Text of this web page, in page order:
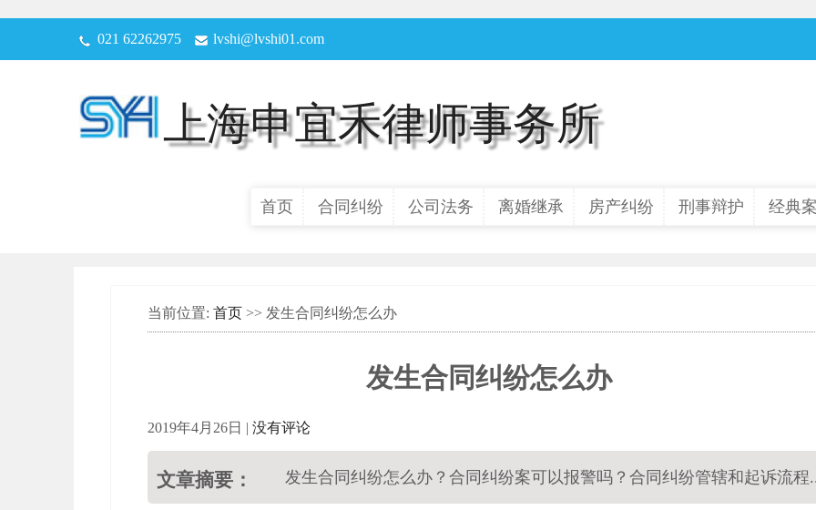
021 62262975 lvshi@lvshi01.com
上海申宜禾律师事务所
首页 合同纠纷 公司法务 离婚继承 房产纠纷 刑事辩护 经典
当前位置: 首页 >> 发生合同纠纷怎么办
发生合同纠纷怎么办
2019年4月26日 | 没有评论
文章摘要： 发生合同纠纷怎么办？合同纠纷案可以报警吗？合同纠纷管辖和起诉流程